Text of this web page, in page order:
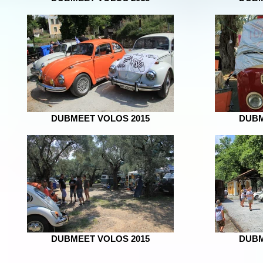
DUBMEET VOLOS 2015
DUBMEET VOLOS 2015